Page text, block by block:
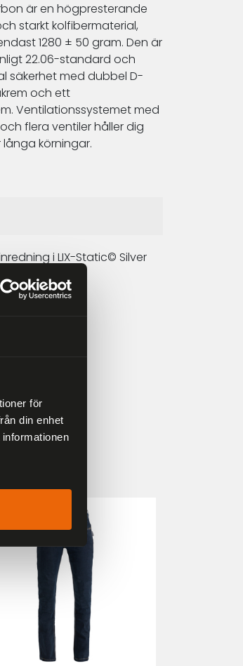
för
din enhet
är en högpresterande
starkt kolfibermaterial,
1280 ± 50 gram. Den är
22.06-standard och
säkerhet med dubbel D-
och ett
Ventilationssystemet med
flera ventiler håller dig
körningar.
i LIX-Static© Silver